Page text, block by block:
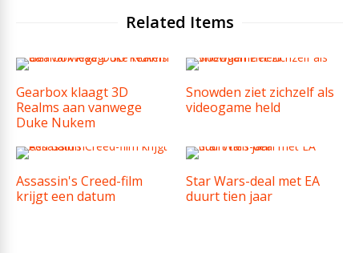
Related Items
Gearbox klaagt 3D
Realms aan vanwege
Duke Nukem
Snowden ziet zichzelf als
videogame held
Assassin's Creed-film
krijgt een datum
Star Wars-deal met EA
duurt tien jaar